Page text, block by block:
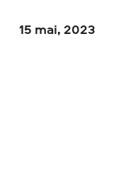
15 mai, 2023